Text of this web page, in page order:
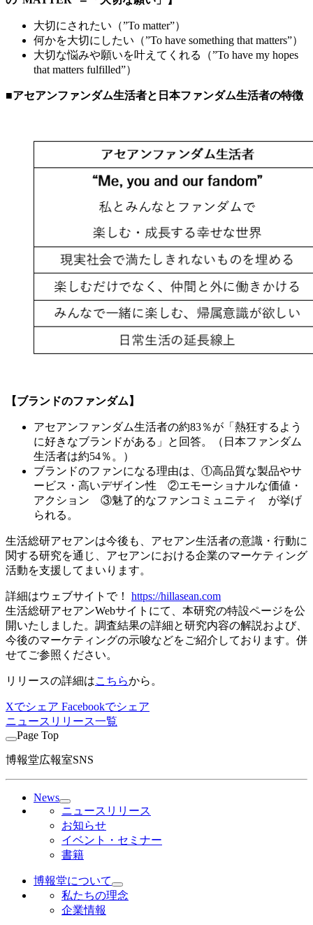
大切にされたい（”To matter”）
何かを大切にしたい（”To have something that matters”）
大切な悩みや願いを叶えてくれる（”To have my hopes
that matters fulfilled”）
■アセアンファンダム生活者と日本ファンダム生活者の特徴
【ブランドのファンダム】
アセアンファンダム生活者の約83％が「熱狂するよう
に好きなブランドがある」と回答。（日本ファンダム
生活者は約54％。）
ブランドのファンになる理由は、①高品質な製品やサ
ービス・高いデザイン性 ②エモーショナルな価値・
アクション ③魅了的なファンコミュニティ が挙げ
られる。
生活総研アセアンは今後も、アセアン生活者の意識・行動に
関する研究を通じ、アセアンにおける企業のマーケティング
活動を支援してまいります。
詳細はウェブサイトで！ https://hillasean.com
生活総研アセアンWebサイトにて、本研究の特設ページを公
開いたしました。調査結果の詳細と研究内容の解説および、
今後のマーケティングの示唆などをご紹介しております。併
せてご参照ください。
リリースの詳細はこちらから。
Xでシェア Facebookでシェア
ニュースリリース一覧
Page Top
博報堂広報室SNS
News
ニュースリリース
お知らせ
イベント・セミナー
書籍
博報堂について
私たちの理念
企業情報